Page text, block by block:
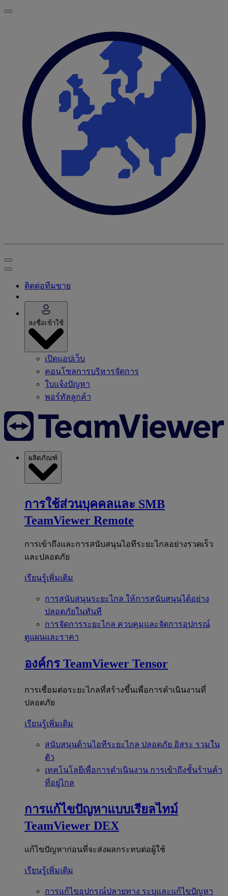
ติดต่อทีมขาย
ลงชื่อเข้าใช้
เปิดแอปเว็บ
คอนโซลการบริหารจัดการ
ใบแจ้งปัญหา
พอร์ทัลลูกค้า
ผลิตภัณฑ์
การใช้ส่วนบุคคลและ SMB
TeamViewer Remote
การเข้าถึงและการสนับสนุนไอทีระยะไกลอย่างรวดเร็ว
และปลอดภัย
เรียนรู้เพิ่มเติม
การสนับสนุนระยะไกล ให้การสนับสนุนได้อย่าง
ปลอดภัยในทันที
การจัดการระยะไกล ควบคุมและจัดการอุปกรณ์
ดูแผนและราคา
องค์กร TeamViewer Tensor
การเชื่อมต่อระยะไกลที่สร้างขึ้นเพื่อการดำเนินงานที่
ปลอดภัย
เรียนรู้เพิ่มเติม
สนับสนุนด้านไอทีระยะไกล ปลอดภัย อิสระ รวมใน
ตัว
เทคโนโลยีเพื่อการดำเนินงาน การเข้าถึงชั้นร้านค้า
ที่อยู่ไกล
การแก้ไขปัญหาแบบเรียลไทม์
TeamViewer DEX
แก้ไขปัญหาก่อนที่จะส่งผลกระทบต่อผู้ใช้
เรียนรู้เพิ่มเติม
การแก้ไขอุปกรณ์ปลายทาง ระบุและแก้ไขปัญหา